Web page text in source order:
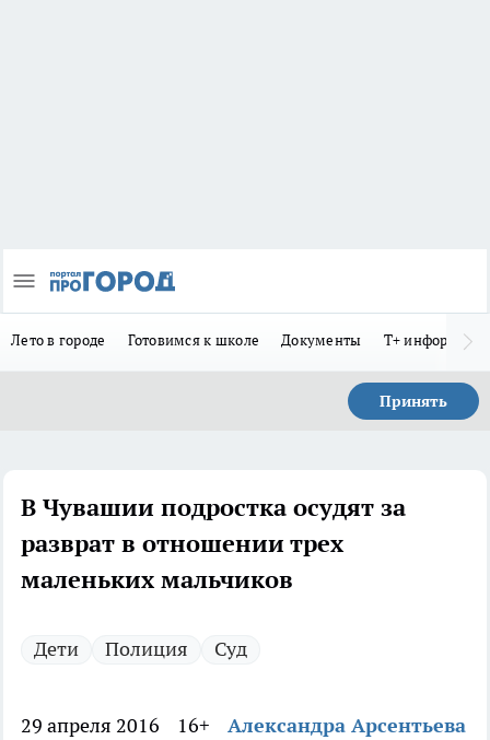
Лето в городе Готовимся к школе Документы Т+
Принять
В Чувашии подростка осудят за
разврат в отношении трех
маленьких мальчиков
Дети Полиция Суд
29 апреля 2016 16+ Александра Арсентьева